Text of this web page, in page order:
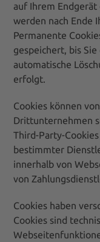
auf Ihrem Endgerät
werden nach Ende
Permanente
gespeichert, bis
automatische
erfolgt.
Cookies können
Drittunternehmen
Third-Party-
bestimmter
innerhalb von
von
Cookies haben
Cookies sind